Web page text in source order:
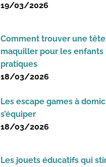
19/03/2026
Comment trouver une
maquiller pour les enfants
pratiques
18/03/2026
Les escape games à
s’équiper
18/03/2026
Les jouets éducatifs qui